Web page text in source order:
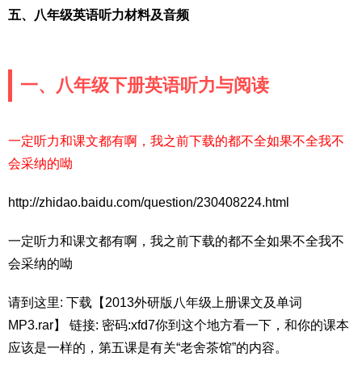
五、八年级英语听力材料及音频
一、八年级下册英语听力与阅读
一定听力和课文都有啊，我之前下载的都不全如果不全我不
会采纳的呦
http://zhidao.baidu.com/question/230408224.html
一定听力和课文都有啊，我之前下载的都不全如果不全我不
会采纳的呦
请到这里: 下载【2013外研版八年级上册课文及单词
MP3.rar】 链接: 密码:xfd7你到这个地方看一下，和你的课本
应该是一样的，第五课是有关“老舍茶馆”的内容。